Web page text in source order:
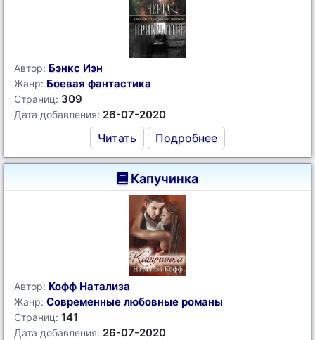
Автор: Бэнкс Иэн
Жанр: Боевая фантастика
Страниц: 309
Дата добавления: 26-07-2020
Читать Подробнее
Капучинка
Автор: Кофф Натализа
Жанр: Современные любовные романы
Страниц: 141
Дата добавления: 26-07-2020